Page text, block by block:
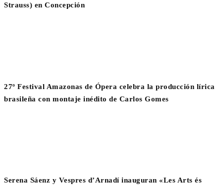
Strauss) en Concepción
27º Festival Amazonas de Ópera celebra la producción lírica
brasileña con montaje inédito de Carlos Gomes
Serena Sáenz y Vespres d’Arnadí inauguran «Les Arts és